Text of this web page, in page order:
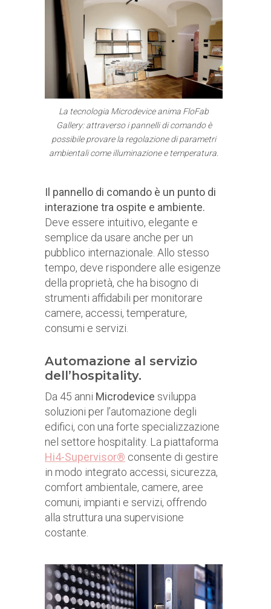
La tecnologia Microdevice anima FloFab
Gallery: attraverso i pannelli di comando è
possibile provare la regolazione di parametri
ambientali come illuminazione e temperatura.
Il pannello di comando è un punto di
interazione tra ospite e ambiente.
Deve essere intuitivo, elegante e
semplice da usare anche per un
pubblico internazionale. Allo stesso
tempo, deve rispondere alle esigenze
della proprietà, che ha bisogno di
strumenti affidabili per monitorare
camere, accessi, temperature,
consumi e servizi.
Automazione al servizio
dell’hospitality.
Da 45 anni Microdevice sviluppa
soluzioni per l’automazione degli
edifici, con una forte specializzazione
nel settore hospitality. La piattaforma
Hi4-Supervisor® consente di gestire
in modo integrato accessi, sicurezza,
comfort ambientale, camere, aree
comuni, impianti e servizi, offrendo
alla struttura una supervisione
costante.